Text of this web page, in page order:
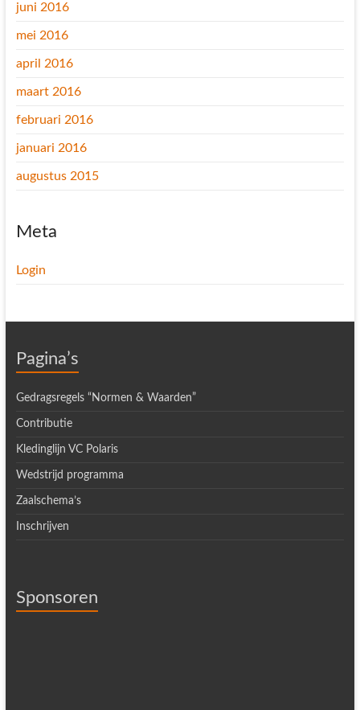
juni 2016
mei 2016
april 2016
maart 2016
februari 2016
januari 2016
augustus 2015
Meta
Login
Pagina’s
Gedragsregels “Normen & Waarden”
Contributie
Kledinglijn VC Polaris
Wedstrijd programma
Zaalschema’s
Inschrijven
Sponsoren